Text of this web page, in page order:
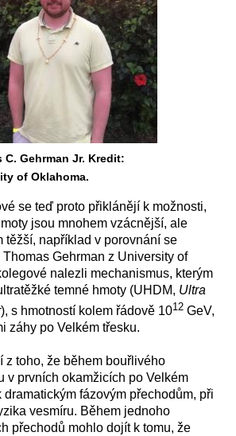
C. Gehrman Jr. Kredit:
of Oklahoma.
se teď proto přiklánějí k možnosti,
jsou mnohem vzácnější, ale
těžší, například v porovnání se
Gehrman z University of
nalezli mechanismus, kterým
temné hmoty (UHDM, Ultra
), s hmotností kolem řádově 1012 GeV,
záhy po Velkém třesku.
z toho, že během bouřlivého
v prvních okamžicích po Velkém
fázovým přechodům, při
vesmíru. Během jednoho
přechodů mohlo dojít k tomu, že